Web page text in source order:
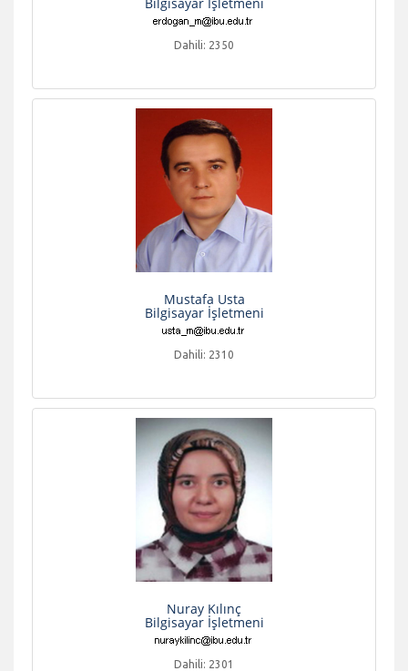
Dahili: 2350
Mustafa Usta
Bilgisayar İşletmeni
Dahili: 2310
Nuray Kılınç
Bilgisayar İşletmeni
Dahili: 2301